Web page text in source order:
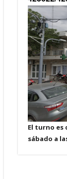
El turno es
sábado a